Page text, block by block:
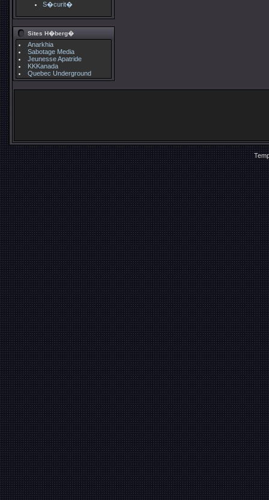
S�curit�
Sites H�berg�
Anarkhia
Sabotage Media
Jeunesse Apatride
KKKanada
Quebec Underground